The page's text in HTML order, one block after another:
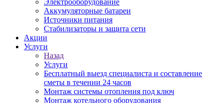
Электрооборудование
Аккумуляторные батареи
Источники питания
Стабилизаторы и защита сети
Акции
Услуги
Назад
Услуги
Бесплатный выезд специалиста и составление
сметы в течении 24 часов
Монтаж системы отопления под ключ
Монтаж котельного оборудования